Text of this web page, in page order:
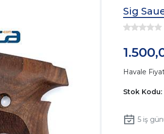
Sig
Havale
Stok Kodu:
5iş